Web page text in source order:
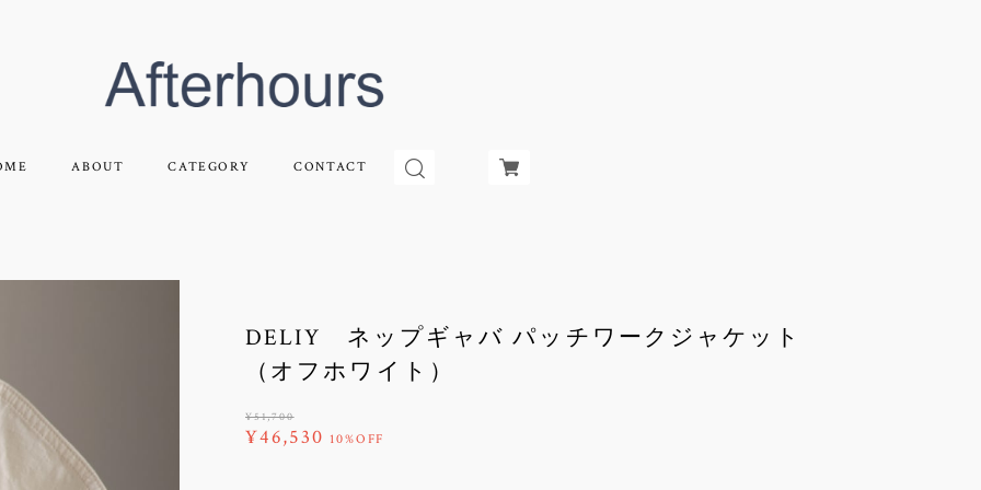
ABOUT CATEGORY CONTACT
DELIY ネップギャバ パッチワークジャケット
（オフホワイト）
¥51,700
¥46,530 10%OFF